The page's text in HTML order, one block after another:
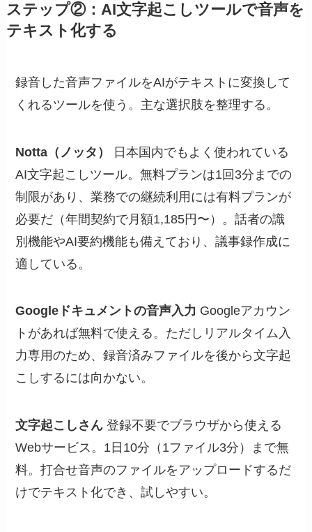
ステップ②：AI文字起こしツールで音声を
テキスト化する
録音した音声ファイルをAIがテキストに変換して
くれるツールを使う。主な選択肢を整理する。
Notta（ノッタ）
日本国内でもよく使われている
AI文字起こしツール。無料プランは1回3分までの
制限があり、業務での継続利用には有料プランが
必要だ（年間契約で月額1,185円〜）。話者の識
別機能やAI要約機能も備えており、議事録作成に
適している。
Googleドキュメントの音声入力 Googleアカウン
トがあれば無料で使える。ただしリアルタイム入
力専用のため、録音済みファイルを後から文字起
こしするには向かない。
文字起こしさん 登録不要でブラウザから使える
Webサービス。1日10分（1ファイル3分）まで無
料。打合せ音声のファイルをアップロードするだ
けでテキスト化でき、試しやすい。